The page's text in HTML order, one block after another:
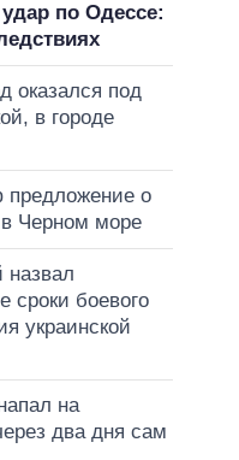
по Одессе:
оказался под
в городе
предложение о
Черном море
назвал
сроки боевого
украинской
на
два дня сам